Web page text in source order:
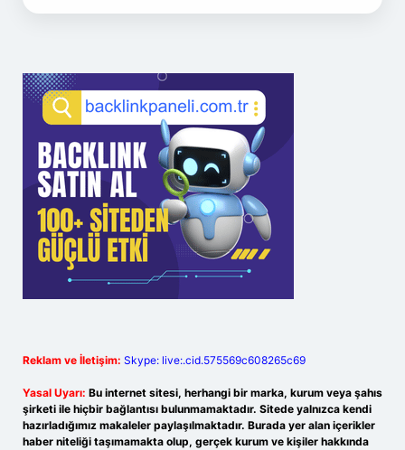
Reklam ve İletişim: Skype: live:.cid.575569c608265c69
Yasal Uyarı: Bu internet sitesi, herhangi bir marka, kurum veya şahıs
şirketi ile hiçbir bağlantısı bulunmamaktadır. Sitede yalnızca kendi
hazırladığımız makaleler paylaşılmaktadır. Burada yer alan içerikler
haber niteliği taşımamakta olup, gerçek kurum ve kişiler hakkında